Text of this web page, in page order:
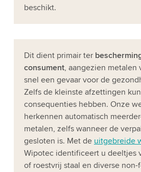
beschikt.
Dit dient primair ter
consument, aangezien metalen
snel een gevaar voor de
Zelfs de kleinste afzettingen
consequenties hebben. Onze
herkennen automatisch
metalen, zelfs wanneer de
gesloten is. Met de uitgebreide
Wipotec identificeert u deeltjes
of roestvrij staal en diverse non-